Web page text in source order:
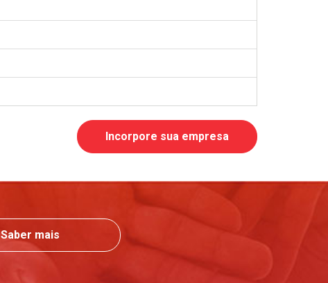
Incorpore sua empresa
Saber mais